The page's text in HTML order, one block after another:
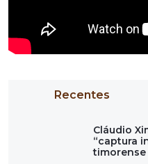
Recentes
Cláudio
“captura
timorense